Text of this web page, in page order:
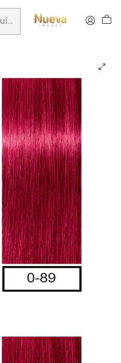
Potenciadores
VIOLETA 0-89